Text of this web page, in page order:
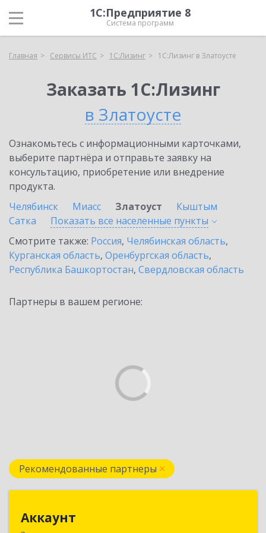
1С:Предприятие 8
Система программ
Главная Сервисы ИТС 1С:Лизинг 1С:Лизинг в Златоусте
Заказать 1С:Лизинг
в Златоусте
Ознакомьтесь с информационными карточками,
выберите партнёра и отправьте заявку на
консультацию, приобретение или внедрение
продукта.
Челябинск
Миасс Златоуст
Кыштым
Сатка
Показать все населенные пункты
Смотрите также: Россия, Челябинская область,
Курганская область, Оренбургская область,
Республика Башкортостан, Свердловская область
Партнеры в вашем регионе:
Рекомендованные партнеры
Аккаунт